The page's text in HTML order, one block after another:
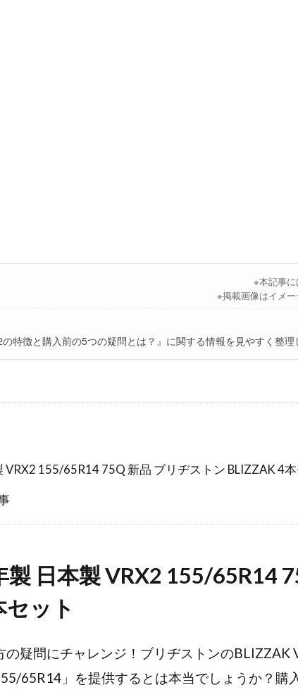
※本記事に
※掲載画像はイメー
特徴と購入前の5つの疑問とは？』に関する情報を見やすく整理
VRX2 155/65R14 75Q 新品 ブリヂストン BLIZZAK 4本
製 日本製 VRX2 155/65R14
ット
の疑問にチャレンジ！ブリヂストンのBLIZZAK
65R14」を提供するとは本当でしょうか？購